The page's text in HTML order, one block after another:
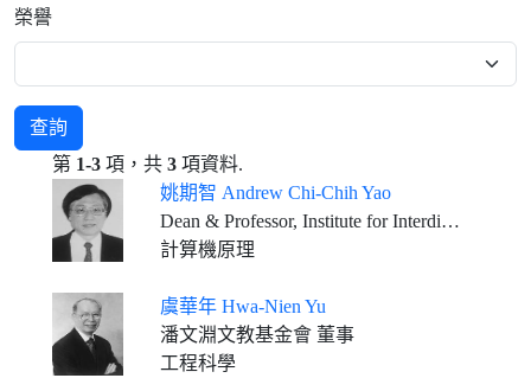
榮譽
查詢
第 1-3 項，共 3 項資料.
姚期智 Andrew Chi-Chih Yao
Dean & Professor, Institute for Interdisciplinary Information Sciences, Tsinghua University, Beijing
計算機原理
虞華年 Hwa-Nien Yu
潘文淵文教基金會 董事
工程科學